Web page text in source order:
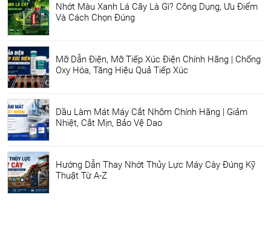
Nhớt Màu Xanh Lá Cây Là Gì? Công Dụng, Ưu Điểm
Và Cách Chọn Đúng
Mỡ Dẫn Điện, Mỡ Tiếp Xúc Điện Chính Hãng | Chống
Oxy Hóa, Tăng Hiệu Quả Tiếp Xúc
Dầu Làm Mát Máy Cắt Nhôm Chính Hãng | Giảm
Nhiệt, Cắt Mịn, Bảo Vệ Dao
Hướng Dẫn Thay Nhớt Thủy Lực Máy Cày Đúng Kỹ
Thuật Từ A-Z